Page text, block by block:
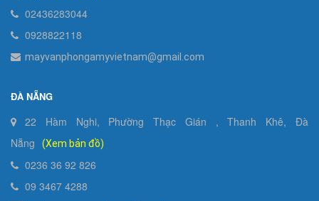
02436283044
0928822118
mayvanphongamyvietnam@gmail.com
ĐÀ NẴNG
22 Hàm Nghi, Phường Thạc Gián , Thanh Khê, Đà
Nẵng
(Xem bản đồ)
0236 36 92 826
09 3467 4288